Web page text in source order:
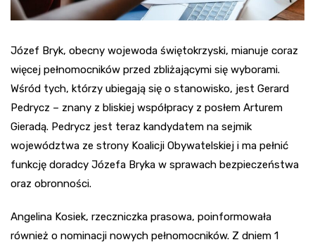
Józef Bryk, obecny wojewoda świętokrzyski, mianuje coraz
więcej pełnomocników przed zbliżającymi się wyborami.
Wśród tych, którzy ubiegają się o stanowisko, jest Gerard
Pedrycz – znany z bliskiej współpracy z posłem Arturem
Gieradą. Pedrycz jest teraz kandydatem na sejmik
województwa ze strony Koalicji Obywatelskiej i ma pełnić
funkcję doradcy Józefa Bryka w sprawach bezpieczeństwa
oraz obronności.
Angelina Kosiek, rzeczniczka prasowa, poinformowała
również o nominacji nowych pełnomocników. Z dniem 1